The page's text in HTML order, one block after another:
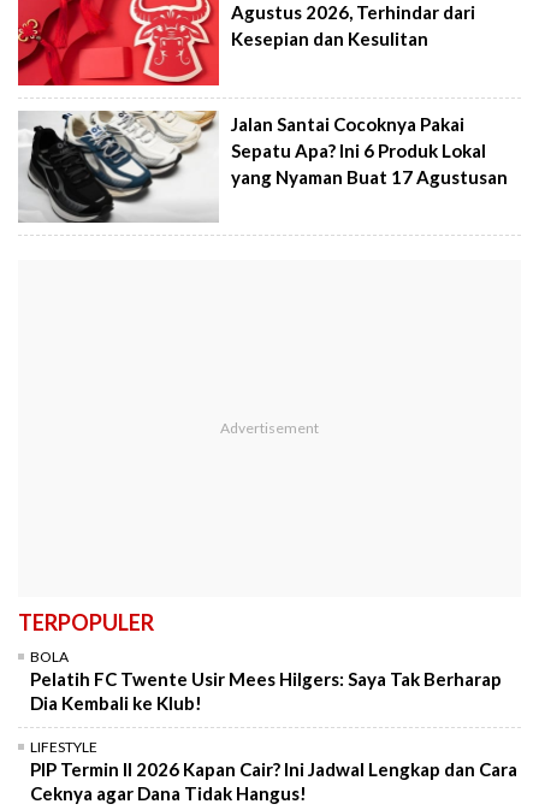
Agustus 2026, Terhindar dari
Kesepian dan Kesulitan
Jalan Santai Cocoknya Pakai
Sepatu Apa? Ini 6 Produk Lokal
yang Nyaman Buat 17 Agustusan
TERPOPULER
BOLA
Pelatih FC Twente Usir Mees Hilgers: Saya Tak Berharap
Dia Kembali ke Klub!
LIFESTYLE
PIP Termin II 2026 Kapan Cair? Ini Jadwal Lengkap dan Cara
Ceknya agar Dana Tidak Hangus!